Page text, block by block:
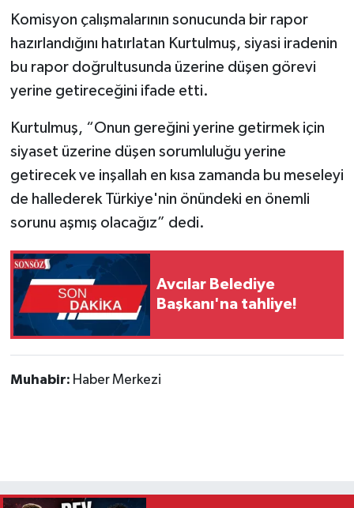
Komisyon çalışmalarının sonucunda bir rapor
hazırlandığını hatırlatan Kurtulmuş, siyasi iradenin
bu rapor doğrultusunda üzerine düşen görevi
yerine getireceğini ifade etti.
Kurtulmuş, “Onun gereğini yerine getirmek için
siyaset üzerine düşen sorumluluğu yerine
getirecek ve inşallah en kısa zamanda bu meseleyi
de hallederek Türkiye'nin önündeki en önemli
sorunu aşmış olacağız” dedi.
Avcılar Belediye
Başkanı'na tahliye!
Muhabir: Haber Merkezi